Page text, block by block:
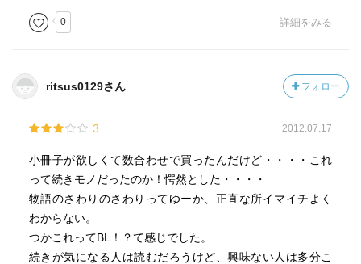
0 詳細をみる
ritsus0129さん フォロー
3 2012.07.17
小冊子が欲しくて数合わせで買ったんだけど・・・・これ
って続きモノだったのか！愕然とした・・・・
物語のさわりのさわりってゆーか、正直な所イマイチよく
わからない。
つかこれってBL！？て感じでした。
続きが気になる人は読むだろうけど、興味ない人は多分こ